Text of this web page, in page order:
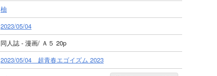
柚
2023/05/04
同人誌 - 漫画/ Ａ５ 20p
2023/05/04 超青春エゴイズム 2023